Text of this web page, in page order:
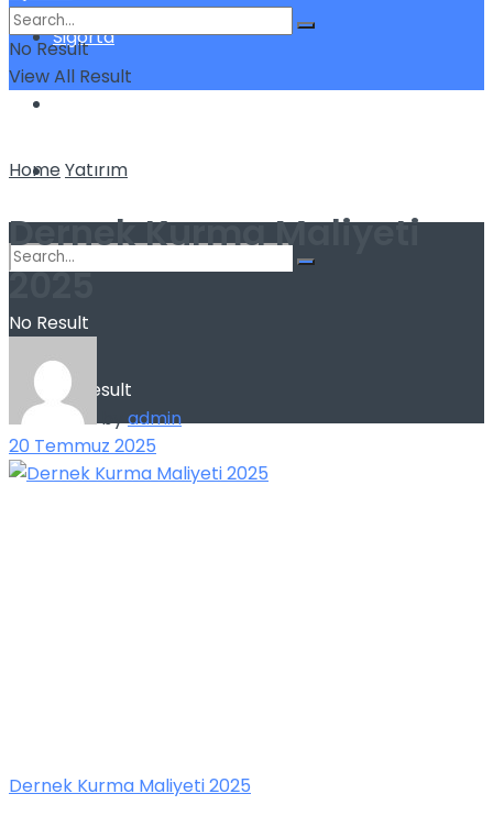
Sigorta
Yatırım
No Result
View All Result
No Result
View All Result
HomeYatırım
Dernek Kurma Maliyeti
2025
byadmin
20 Temmuz 2025
Dernek Kurma Maliyeti 2025